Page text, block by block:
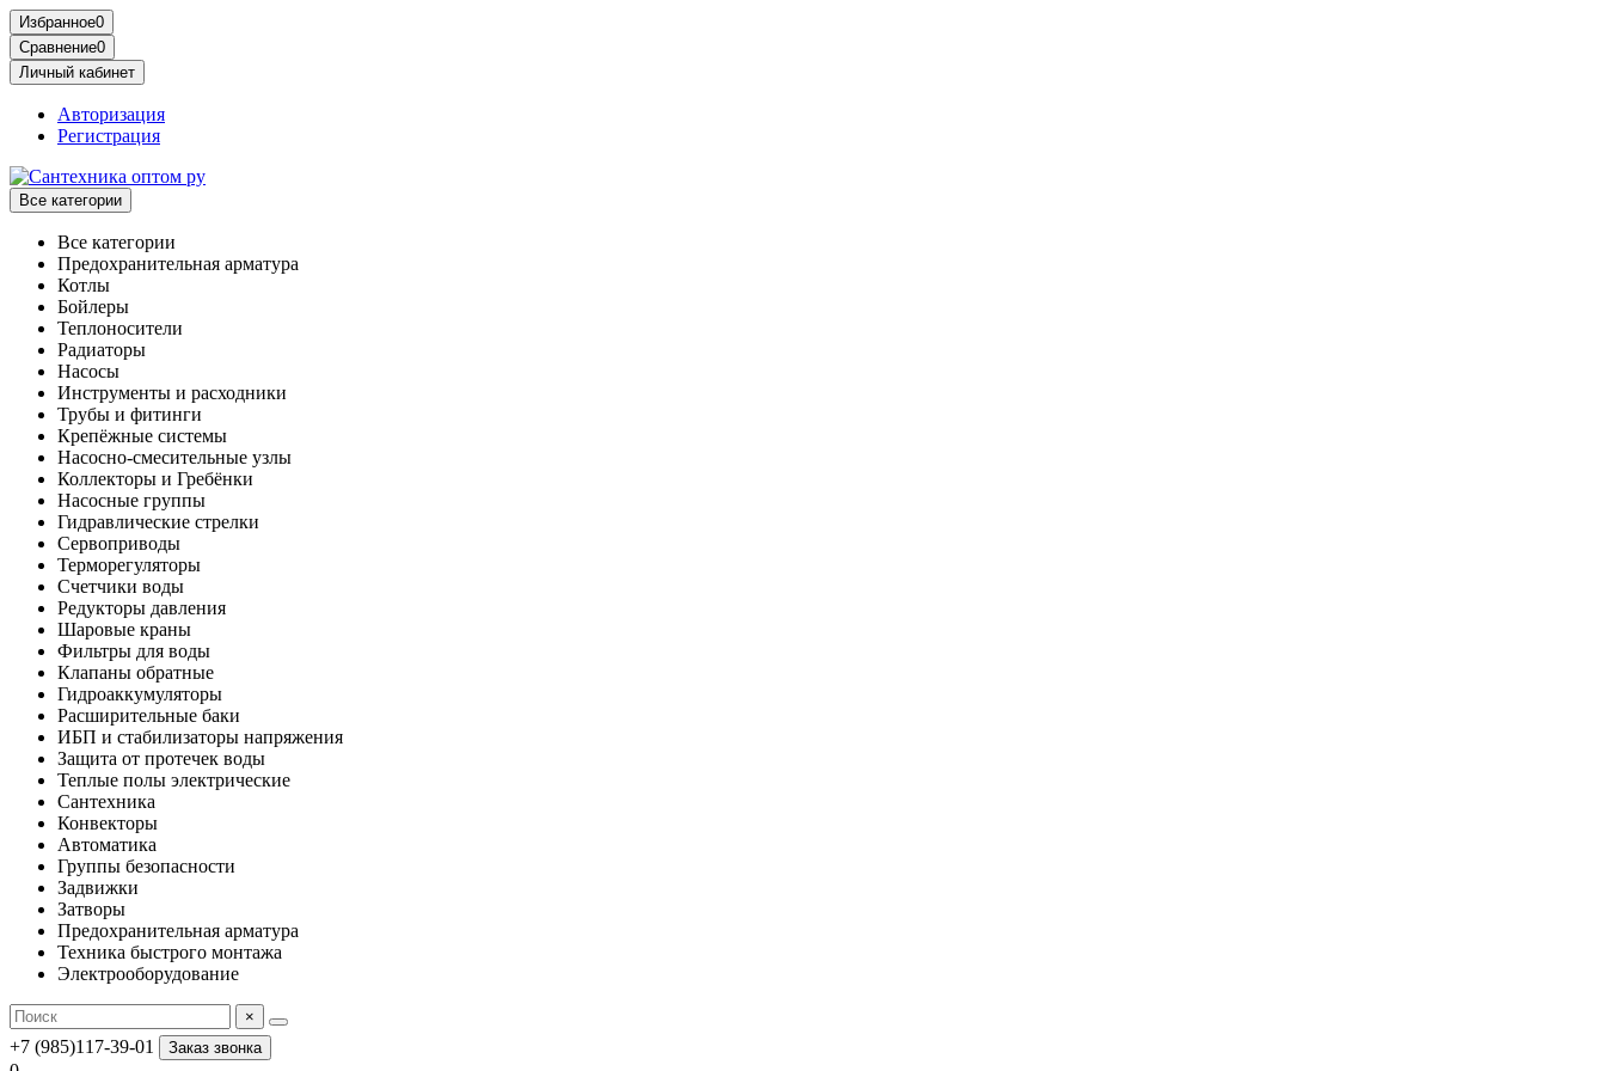
Избранное0
Сравнение0
Личный кабинет
Авторизация
Регистрация
Все категории
Все категории
Предохранительная арматура
Котлы
Бойлеры
Теплоносители
Радиаторы
Насосы
Инструменты и расходники
Трубы и фитинги
Крепёжные системы
Насосно-смесительные узлы
Коллекторы и Гребёнки
Насосные группы
Гидравлические стрелки
Сервоприводы
Терморегуляторы
Счетчики воды
Редукторы давления
Шаровые краны
Фильтры для воды
Клапаны обратные
Гидроаккумуляторы
Расширительные баки
ИБП и стабилизаторы напряжения
Защита от протечек воды
Теплые полы электрические
Сантехника
Конвекторы
Автоматика
Группы безопасности
Задвижки
Затворы
Предохранительная арматура
Техника быстрого монтажа
Электрооборудование
×
+7 (985)117-39-01 Заказ звонка